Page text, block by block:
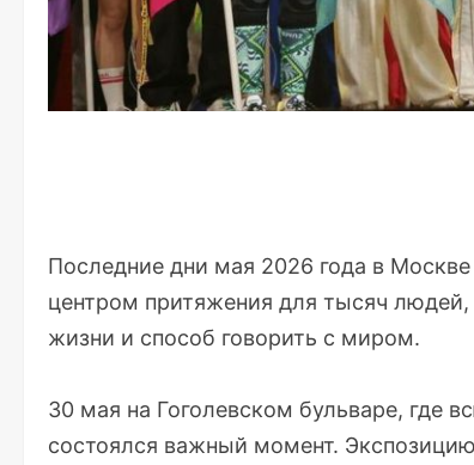
Последние дни мая 2026 года в
центром притяжения для тысяч
жизни и способ говорить с миром.
30 мая на Гоголевском бульваре, где
состоялся важный момент.